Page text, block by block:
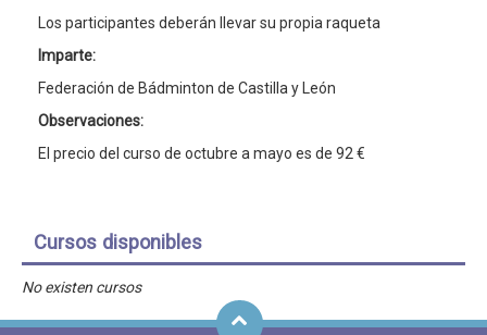
Los participantes deberán llevar su propia raqueta
Imparte:
Federación de Bádminton de Castilla y León
Observaciones:
El precio del curso de octubre a mayo es de 92 €
Cursos disponibles
No existen cursos